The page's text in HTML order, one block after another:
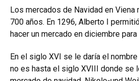
Los mercados de Navidad en Viena
700 años. En 1296, Alberto I
hacer un mercado en diciembre
En el siglo XVI se le daría el
no es hasta el siglo XVIII donde se